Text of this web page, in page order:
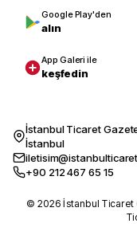
Google Play'den
alın
App Galeri ile
keşfedin
İstanbul Ticaret
İstanbul
+90 212 467 65 15
© 2026 İstanbul Ticaret